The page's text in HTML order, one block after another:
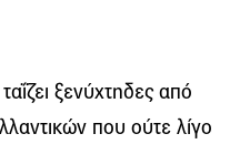
ξενύχτηδες από
που ούτε λίγο